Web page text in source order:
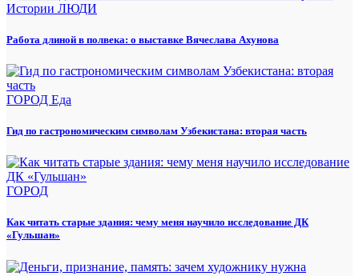
Истории ЛЮДИ
Работа длиной в полвека: о выставке Вячеслава Ахунова
ГОРОД Еда
Гид по гастрономическим символам Узбекистана: вторая часть
ГОРОД
Как читать старые здания: чему меня научило исследование ДК
«Гульшан»